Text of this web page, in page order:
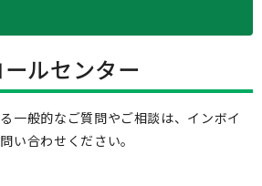
ルセンター
一般的なご質問やご相談は、インボイ
い合わせください。